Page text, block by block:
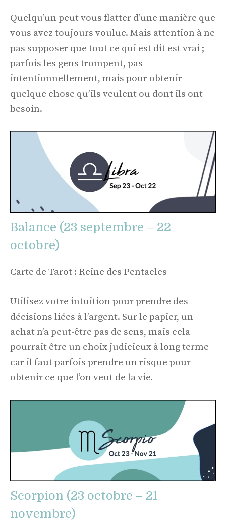
Quelqu’un peut vous flatter d’une manière que
vous avez toujours voulue. Mais attention à ne
pas supposer que tout ce qui est dit est vrai ;
parfois les gens trompent, pas
intentionnellement, mais pour obtenir
quelque chose qu’ils veulent ou dont ils ont
besoin.
Balance (23 septembre – 22
octobre)
Carte de Tarot : Reine des Pentacles
Utilisez votre intuition pour prendre des
décisions liées à l’argent. Sur le papier, un
achat n’a peut-être pas de sens, mais cela
pourrait être un choix judicieux à long terme
car il faut parfois prendre un risque pour
obtenir ce que l’on veut de la vie.
Scorpion (23 octobre – 21
novembre)